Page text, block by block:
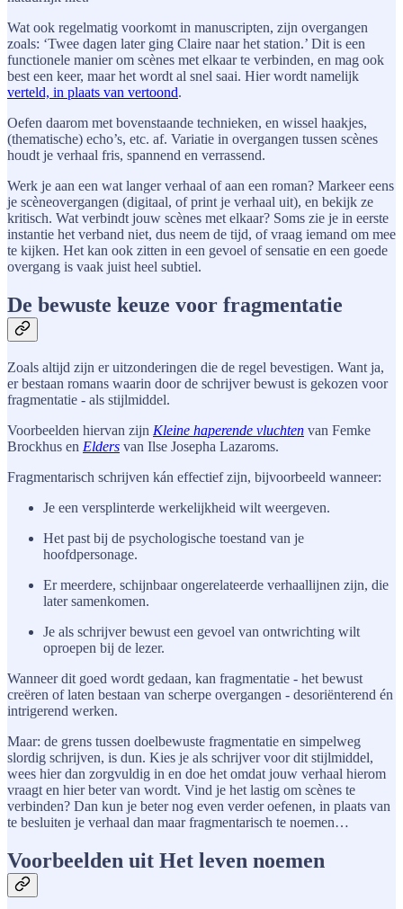
Wat ook regelmatig voorkomt in manuscripten, zijn overgangen
zoals: ‘Twee dagen later ging Claire naar het station.’ Dit is een
functionele manier om scènes met elkaar te verbinden, en mag ook
best een keer, maar het wordt al snel saai. Hier wordt namelijk
verteld, in plaats van vertoond.
Oefen daarom met bovenstaande technieken, en wissel haakjes,
(thematische) echo’s, etc. af. Variatie in overgangen tussen scènes
houdt je verhaal fris, spannend en verrassend.
Werk je aan een wat langer verhaal of aan een roman? Markeer eens
je scèneovergangen (digitaal, of print je verhaal uit), en bekijk ze
kritisch. Wat verbindt jouw scènes met elkaar? Soms zie je in eerste
instantie het verband niet, dus neem de tijd, of vraag iemand om mee
te kijken. Het kan ook zitten in een gevoel of sensatie en een goede
overgang is vaak juist heel subtiel.
De bewuste keuze voor fragmentatie
Zoals altijd zijn er uitzonderingen die de regel bevestigen. Want ja,
er bestaan romans waarin door de schrijver bewust is gekozen voor
fragmentatie - als stijlmiddel.
Voorbeelden hiervan zijn Kleine haperende vluchten van Femke
Brockhus en Elders van Ilse Josepha Lazaroms.
Fragmentarisch schrijven kán effectief zijn, bijvoorbeeld wanneer:
Je een versplinterde werkelijkheid wilt weergeven.
Het past bij de psychologische toestand van je
hoofdpersonage.
Er meerdere, schijnbaar ongerelateerde verhaallijnen zijn, die
later samenkomen.
Je als schrijver bewust een gevoel van ontwrichting wilt
oproepen bij de lezer.
Wanneer dit goed wordt gedaan, kan fragmentatie - het bewust
creëren of laten bestaan van scherpe overgangen - desoriënterend én
intrigerend werken.
Maar: de grens tussen doelbewuste fragmentatie en simpelweg
slordig schrijven, is dun. Kies je als schrijver voor dit stijlmiddel,
wees hier dan zorgvuldig in en doe het omdat jouw verhaal hierom
vraagt en hier beter van wordt. Vind je het lastig om scènes te
verbinden? Dan kun je beter nog even verder oefenen, in plaats van
te besluiten je verhaal dan maar fragmentarisch te noemen…
Voorbeelden uit Het leven noemen